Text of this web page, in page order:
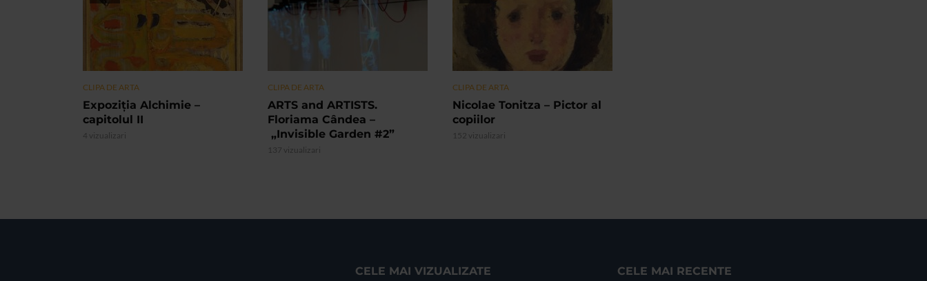
CLIPA DE ARTA
Expoziția Alchimie –
capitolul II
4 vizualizari
CLIPA DE ARTA
ARTS and ARTISTS.
Floriama Cândea –
„Invisible Garden #2”
137 vizualizari
CLIPA DE ARTA
Nicolae Tonitza – Pictor al
copiilor
152 vizualizari
CELE MAI VIZUALIZATE CELE MAI RECENTE